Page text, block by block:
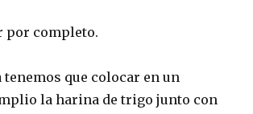
por completo.
tenemos que colocar en un
la harina de trigo junto con